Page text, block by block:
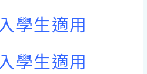
學生適用
學生適用